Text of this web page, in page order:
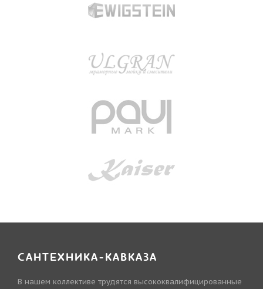
САНТЕХНИКА-КАВКАЗА
В нашем коллективе трудятся высококвалифицированные